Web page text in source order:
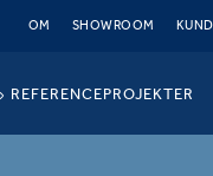
OM SHOWROOM
REFERENCEPROJEKTER